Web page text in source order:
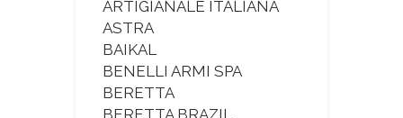
ARTIGIANALE ITALIANA
ASTRA
BAIKAL
BENELLI ARMI SPA
BERETTA